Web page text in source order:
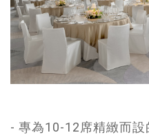
- 專為10-12席精緻而設